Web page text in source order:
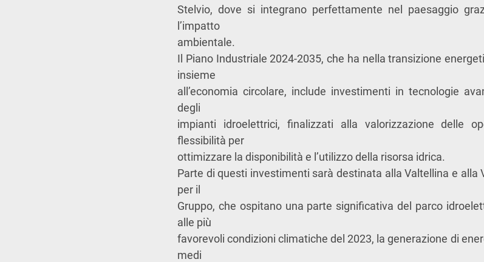
Stelvio, dove si integrano perfettamente nel paesaggio
l’impatto
ambientale.
Il Piano Industriale 2024-2035, che ha nella transizione
insieme
all’economia circolare, include investimenti in tecnologie
degli
impianti idroelettrici, finalizzati alla valorizzazione delle
flessibilità per
ottimizzare la disponibilità e l’utilizzo della risorsa idrica.
Parte di questi investimenti sarà destinata alla Valtellina e alla
per il
Gruppo, che ospitano una parte significativa del parco
alle più
favorevoli condizioni climatiche del 2023, la generazione di
medi